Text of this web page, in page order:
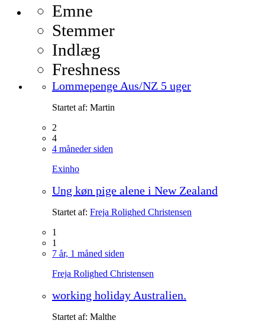
Emne
Stemmer
Indlæg
Freshness
Lommepenge Aus/NZ 5 uger
Startet af: Martin
2
4
4 måneder siden
Exinho
Ung køn pige alene i New Zealand
Startet af: Freja Rolighed Christensen
1
1
7 år, 1 måned siden
Freja Rolighed Christensen
working holiday Australien.
Startet af: Malthe